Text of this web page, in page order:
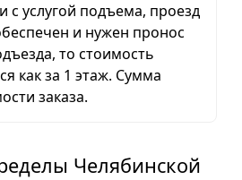
с услугой подъема, проезд
и нужен пронос
то стоимость
как за 1 этаж. Сумма
заказа.
Челябинской